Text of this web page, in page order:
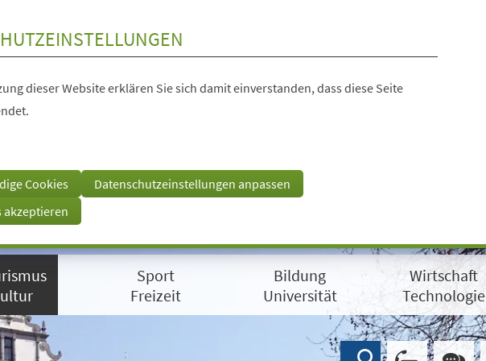
dieser Website erklären Sie sich damit einverstanden, dass diese Seite
Cookies
Datenschutzeinstellungen anpassen
akzeptieren
Sport
Freizeit
Bildung
Universität
Wirtschaft
Technologie